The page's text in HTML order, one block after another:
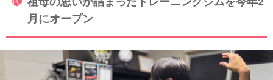
月にオープン